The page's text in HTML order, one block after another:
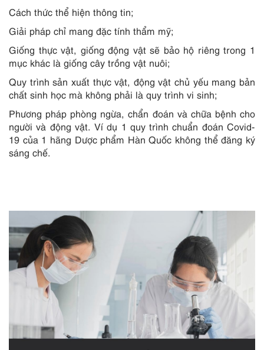
Cách thức thể hiện thông tin;
Giải pháp chỉ mang đặc tính thẩm mỹ;
Giống thực vật, giống động vật sẽ bảo hộ riêng trong 1
mục khác là giống cây trồng vật nuôi;
Quy trình sản xuất thực vật, động vật chủ yếu mang bản
chất sinh học mà không phải là quy trình vi sinh;
Phương pháp phòng ngừa, chẩn đoán và chữa bệnh cho
người và động vật. Ví dụ 1 quy trình chuẩn đoán Covid-
19 của 1 hãng Dược phẩm Hàn Quốc không thể đăng ký
sáng chế.